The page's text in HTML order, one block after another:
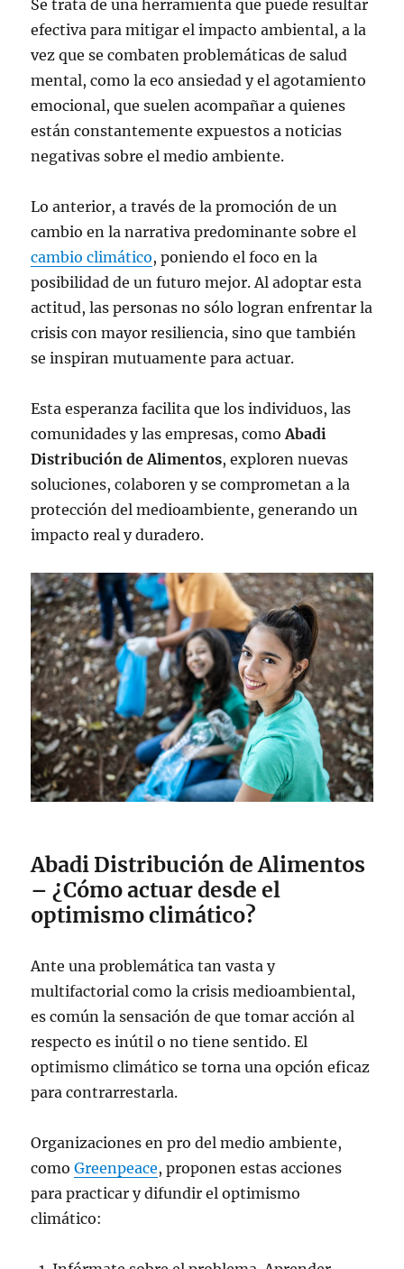
Se trata de una herramienta que puede resultar
efectiva para mitigar el impacto ambiental, a la
vez que se combaten problemáticas de salud
mental, como la eco ansiedad y el agotamiento
emocional, que suelen acompañar a quienes
están constantemente expuestos a noticias
negativas sobre el medio ambiente.
Lo anterior, a través de la promoción de un
cambio en la narrativa predominante sobre el
cambio climático, poniendo el foco en la
posibilidad de un futuro mejor. Al adoptar esta
actitud, las personas no sólo logran enfrentar la
crisis con mayor resiliencia, sino que también
se inspiran mutuamente para actuar.
Esta esperanza facilita que los individuos, las
comunidades y las empresas, comoAbadi
Distribución de Alimentos, exploren nuevas
soluciones, colaboren y se comprometan a la
protección del medioambiente, generando un
impacto real y duradero.
Abadi Distribución de Alimentos
– ¿Cómo actuar desde el
optimismo climático?
Ante una problemática tan vasta y
multifactorial como la crisis medioambiental,
es común la sensación de que tomar acción al
respecto es inútil o no tiene sentido. El
optimismo climático se torna una opción eficaz
para contrarrestarla.
Organizaciones en pro del medio ambiente,
comoGreenpeace, proponen estas acciones
para practicar y difundir el optimismo
climático: